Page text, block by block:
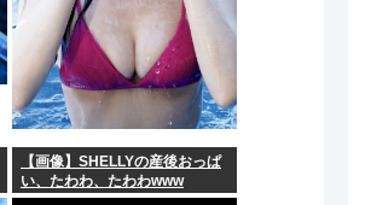
【画像】SHELLYの産後おっぱ
い、たわわ、たわわwww